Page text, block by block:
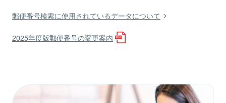
郵便番号検索に使用されているデータについて
2025年度版郵便番号の変更案内